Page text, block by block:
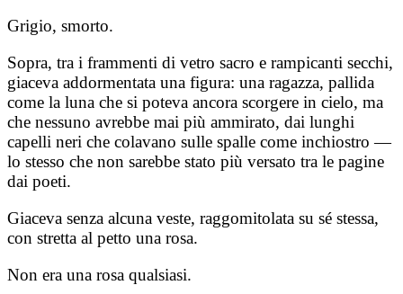
Grigio, smorto.
Sopra, tra i frammenti di vetro sacro e rampicanti secchi,
giaceva addormentata una figura: una ragazza, pallida
come la luna che si poteva ancora scorgere in cielo, ma
che nessuno avrebbe mai più ammirato, dai lunghi
capelli neri che colavano sulle spalle come inchiostro —
lo stesso che non sarebbe stato più versato tra le pagine
dai poeti.
Giaceva senza alcuna veste, raggomitolata su sé stessa,
con stretta al petto una rosa.
Non era una rosa qualsiasi.